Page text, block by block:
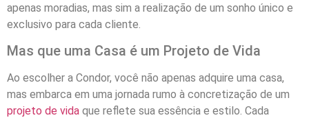
apenas moradias, mas sim a realização de um sonho único e
exclusivo para cada cliente.
Mas que uma Casa é um Projeto de Vida
Ao escolher a Condor, você não apenas adquire uma casa,
mas embarca em uma jornada rumo à concretização de um
projeto de vida que reflete sua essência e estilo. Cada